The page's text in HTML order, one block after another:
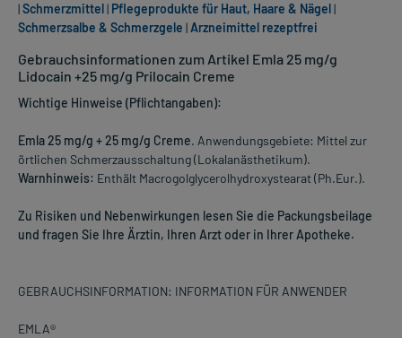
Gebrauchsinformationen zum Artikel Emla 25 mg/g
Lidocain +25 mg/g Prilocain Creme
Wichtige Hinweise (Pflichtangaben):
Emla 25 mg/g + 25 mg/g Creme. Anwendungsgebiete: Mittel zur
örtlichen Schmerzausschaltung (Lokalanästhetikum).
Warnhinweis: Enthält Macrogolglycerolhydroxystearat (Ph.Eur.).
Zu Risiken und Nebenwirkungen lesen Sie die Packungsbeilage
und fragen Sie Ihre Ärztin, Ihren Arzt oder in Ihrer Apotheke.
GEBRAUCHSINFORMATION: INFORMATION FÜR ANWENDER
EMLA®
|Schmerzmittel| Pflegeprodukte für Haut, Haare & Nägel|
Schmerzsalbe & Schmerzgele |Arzneimittel rezeptfrei